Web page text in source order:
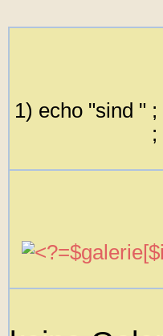
1) echo "sind "
;